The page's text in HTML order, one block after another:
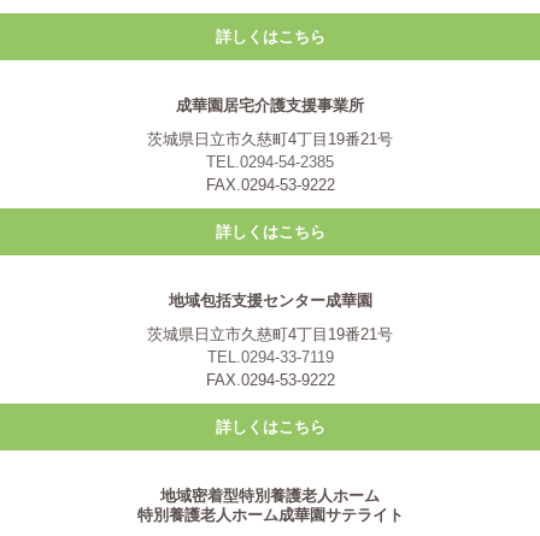
詳しくはこちら
成華園居宅介護支援事業所
茨城県日立市久慈町4丁目19番21号
TEL.0294-54-2385
FAX.0294-53-9222
詳しくはこちら
地域包括支援センター成華園
茨城県日立市久慈町4丁目19番21号
TEL.0294-33-7119
FAX.0294-53-9222
詳しくはこちら
地域密着型特別養護老人ホーム
特別養護老人ホーム成華園サテライト